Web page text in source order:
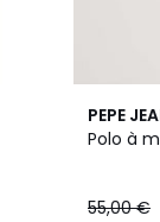
PEPE
Polo à
55,00 €
2
Couleurs